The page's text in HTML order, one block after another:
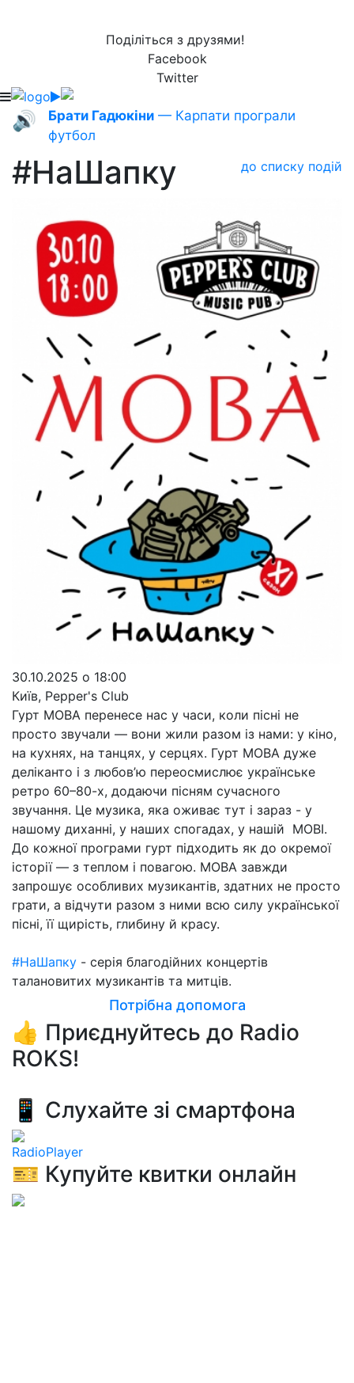
Поділіться з друзями!
Facebook
Twitter
🔊 Брати Гадюкіни — Карпати програли
футбол
#НаШапку до списку подій
30.10.2025 о 18:00
Київ, Pepper's Club
Гурт МОВА перенесе нас у часи, коли пісні не
просто звучали — вони жили разом із нами: у кіно,
на кухнях, на танцях, у серцях. Гурт МОВА дуже
деліканто і з любов’ю переосмислює українське
ретро 60–80-х, додаючи пісням сучасного
звучання. Це музика, яка оживає тут і зараз - у
нашому диханні, у наших спогадах, у нашій МОВІ.
До кожної програми гурт підходить як до окремої
історії — з теплом і повагою. МОВА завжди
запрошує особливих музикантів, здатних не просто
грати, а відчути разом з ними всю силу української
пісні, її щирість, глибину й красу.
#НаШапку - серія благодійних концертів
талановитих музикантів та митців.
Потрібна допомога
👍 Приєднуйтесь до Radio
ROKS!
📱 Слухайте зі смартфона
RadioPlayer
🎫 Купуйте квитки онлайн